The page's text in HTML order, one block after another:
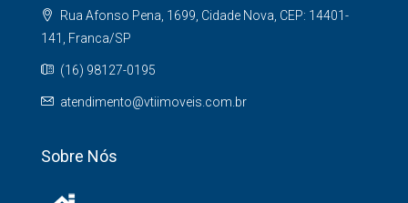
Rua Afonso Pena, 1699, Cidade Nova, CEP: 14401-
141, Franca/SP
(16) 98127-0195
atendimento@vtiimoveis.com.br
Sobre Nós